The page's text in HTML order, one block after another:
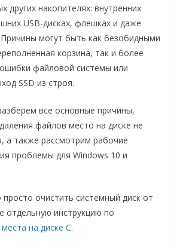
других накопителях: внутренних
USB-дисках, флешках и даже
могут быть как безобидными
корзина, так и более
файловой системы или
SSD из строя.
все основные причины,
файлов место на диске не
а также рассмотрим рабочие
проблемы для Windows 10 и
очистить системный диск от
отдельную инструкцию по
на диске C.